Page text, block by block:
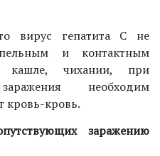
вирус гепатита С не
и контактным
чихании, при
необходим
кровь-кровь.
заражению